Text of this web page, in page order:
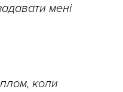
мені
коли